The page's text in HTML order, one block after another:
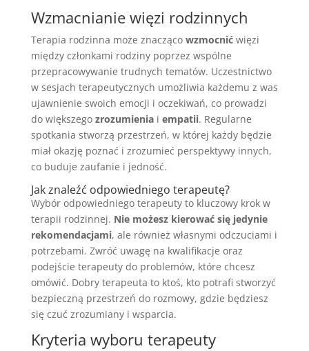
Wzmacnianie więzi rodzinnych
Terapia rodzinna może znacząco wzmocnićwięzi
między członkami rodziny poprzez wspólne
przepracowywanie trudnych tematów. Uczestnictwo
w sesjach terapeutycznych umożliwia każdemu z was
ujawnienie swoich emocji i oczekiwań, co prowadzi
do większego zrozumieniai empatii. Regularne
spotkania stworzą przestrzeń, w której każdy będzie
miał okazję poznać i zrozumieć perspektywy innych,
co buduje zaufanie i jedność.
Jak znaleźć odpowiedniego terapeutę?
Wybór odpowiedniego terapeuty to kluczowy krok w
terapii rodzinnej. Nie możesz kierować się jedynie
rekomendacjami, ale również własnymi odczuciami i
potrzebami. Zwróć uwagę na kwalifikacje oraz
podejście terapeuty do problemów, które chcesz
omówić. Dobry terapeuta to ktoś, kto potrafi stworzyć
bezpieczną przestrzeń do rozmowy, gdzie będziesz
się czuć zrozumiany i wsparcia.
Kryteria wyboru terapeuty